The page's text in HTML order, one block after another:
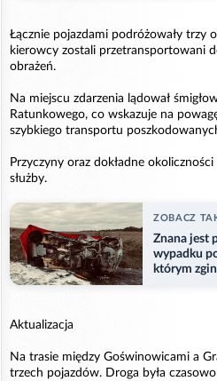
Łącznie pojazdami podróżowały trzy
kierowcy zostali przetransportowani
obrażeń.
Na miejscu zdarzenia lądował
Ratunkowego, co wskazuje na
szybkiego transportu
Przyczyny oraz dokładne
służby.
ZOBACZ
Znana jest
wypadku
którym
Aktualizacja
Na trasie między Goświnowicami a
trzech pojazdów. Droga była